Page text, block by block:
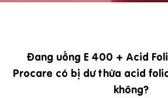
Đang uống E 400 + Acid
Procare có bị dư thừa acid
không?